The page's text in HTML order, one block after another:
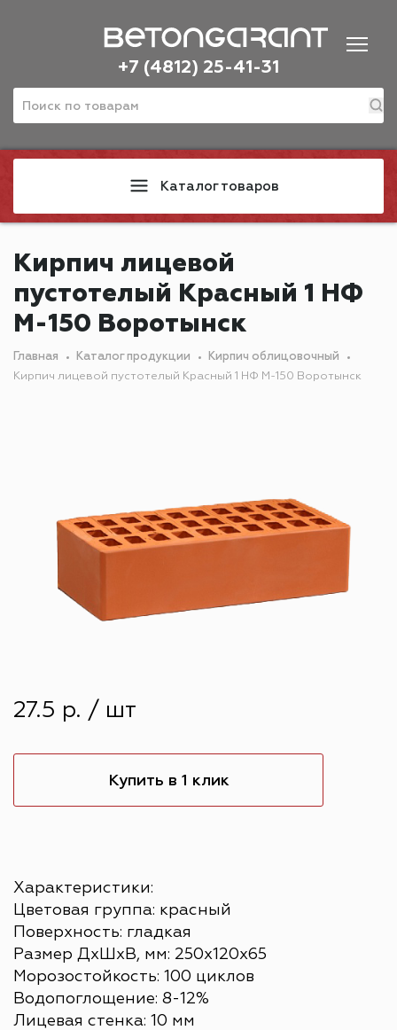
+7 (4812) 25-41-31
Каталог товаров
Кирпич лицевой
пустотелый Красный 1 НФ
М-150 Воротынск
Главная Каталог продукции
Кирпич облицовочный
Кирпич лицевой пустотелый Красный 1 НФ М-150 Воротынск
27.5 р. / шт
Купить в 1 клик
Характеристики:
Цветовая группа: красный
Поверхность: гладкая
Размер ДхШхВ, мм: 250х120х65
Морозостойкость: 100 циклов
Водопоглощение: 8-12%
Лицевая стенка: 10 мм